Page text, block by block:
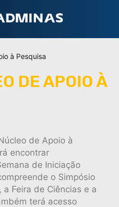
à Pesquisa
DE APOIO À
de Apoio à
encontrar
de Iniciação
o Simpósio
Feira de Ciências e a
terá acesso